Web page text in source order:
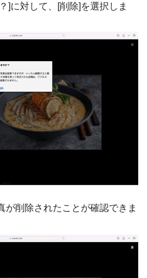
]に対して、[削除]を選択しま
が削除されたことが確認できま